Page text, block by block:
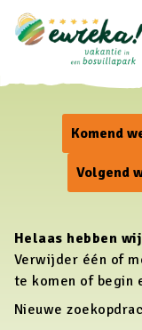
Komend
Volgend
Helaas hebben
Verwijder één of
te komen of begin
Nieuwe